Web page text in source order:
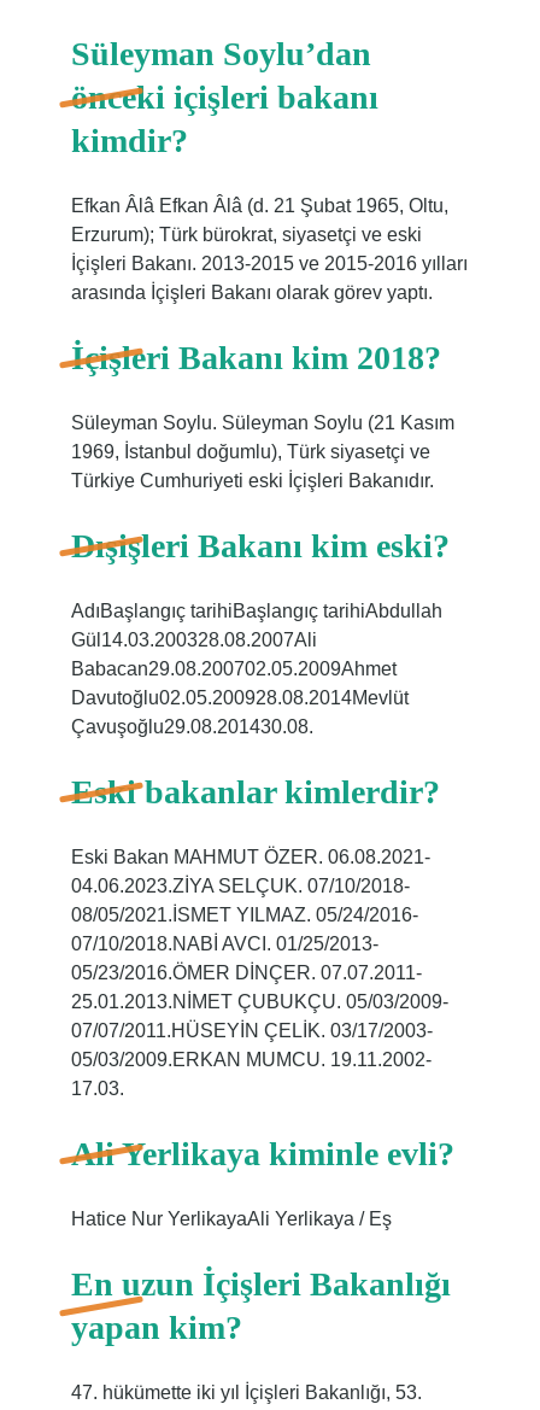
Süleyman Soylu’dan
önceki içişleri bakanı
kimdir?
Efkan Âlâ Efkan Âlâ (d. 21 Şubat 1965, Oltu,
Erzurum); Türk bürokrat, siyasetçi ve eski
İçişleri Bakanı. 2013-2015 ve 2015-2016 yılları
arasında İçişleri Bakanı olarak görev yaptı.
İçişleri Bakanı kim 2018?
Süleyman Soylu. Süleyman Soylu (21 Kasım
1969, İstanbul doğumlu), Türk siyasetçi ve
Türkiye Cumhuriyeti eski İçişleri Bakanıdır.
Dışişleri Bakanı kim eski?
AdıBaşlangıç ​​tarihiBaşlangıç ​​tarihiAbdullah
Gül14.03.200328.08.2007Ali
Babacan29.08.200702.05.2009Ahmet
Davutoğlu02.05.200928.08.2014Mevlüt
Çavuşoğlu29.08.201430.08.
Eski bakanlar kimlerdir?
Eski Bakan MAHMUT ÖZER. 06.08.2021-
04.06.2023.ZİYA SELÇUK. 07/10/2018-
08/05/2021.İSMET YILMAZ. 05/24/2016-
07/10/2018.NABİ AVCI. 01/25/2013-
05/23/2016.ÖMER DİNÇER. 07.07.2011-
25.01.2013.NİMET ÇUBUKÇU. 05/03/2009-
07/07/2011.HÜSEYİN ÇELİK. 03/17/2003-
05/03/2009.ERKAN MUMCU. 19.11.2002-
17.03.
Ali Yerlikaya kiminle evli?
Hatice Nur YerlikayaAli Yerlikaya / Eş
En uzun İçişleri Bakanlığı
yapan kim?
47. hükümette iki yıl İçişleri Bakanlığı, 53.